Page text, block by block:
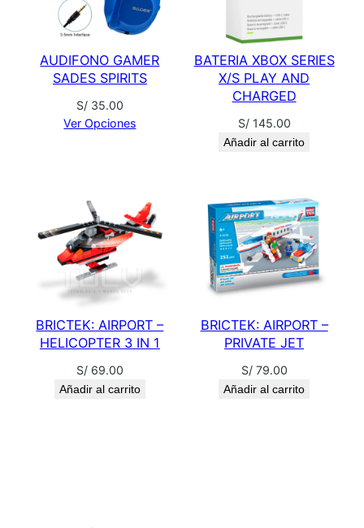
AUDIFONO GAMER
SADES SPIRITS
S/35.00
Ver Opciones
BATERIA XBOX SERIES
X/S PLAY AND
CHARGED
S/145.00
Añadir al carrito
BRICTEK: AIRPORT –
HELICOPTER 3 IN 1
S/69.00
Añadir al carrito
BRICTEK: AIRPORT –
PRIVATE JET
S/79.00
Añadir al carrito